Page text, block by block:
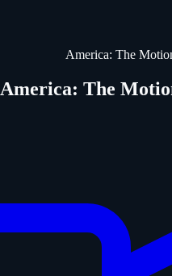
America: The
America: The